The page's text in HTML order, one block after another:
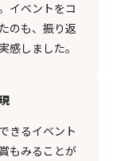
イベントをコ
のも、振り返
感しました。
きるイベント
もみることが